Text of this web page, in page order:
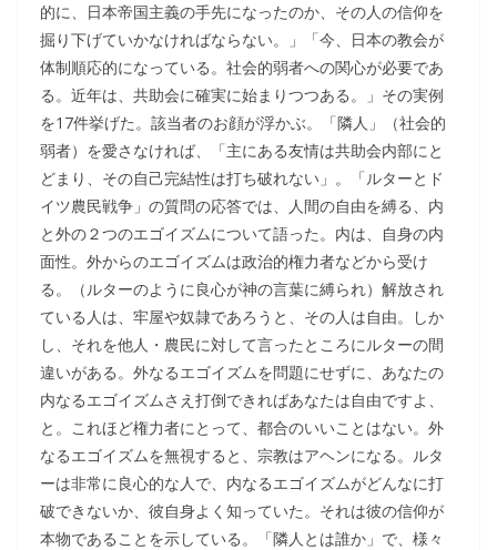
的に、日本帝国主義の手先になったのか、その人の信仰を
掘り下げていかなければならない。」「今、日本の教会が
体制順応的になっている。社会的弱者への関心が必要であ
る。近年は、共助会に確実に始まりつつある。」その実例
を17件挙げた。該当者のお顔が浮かぶ。「隣人」（社会的
弱者）を愛さなければ、「主にある友情は共助会内部にと
どまり、その自己完結性は打ち破れない」。「ルターとド
イツ農民戦争」の質問の応答では、人間の自由を縛る、内
と外の２つのエゴイズムについて語った。内は、自身の内
面性。外からのエゴイズムは政治的権力者などから受け
る。（ルターのように良心が神の言葉に縛られ）解放され
ている人は、牢屋や奴隷であろうと、その人は自由。しか
し、それを他人・農民に対して言ったところにルターの間
違いがある。外なるエゴイズムを問題にせずに、あなたの
内なるエゴイズムさえ打倒できればあなたは自由ですよ、
と。これほど権力者にとって、都合のいいことはない。外
なるエゴイズムを無視すると、宗教はアヘンになる。ルタ
ーは非常に良心的な人で、内なるエゴイズムがどんなに打
破できないか、彼自身よく知っていた。それは彼の信仰が
本物であることを示している。「隣人とは誰か」で、様々